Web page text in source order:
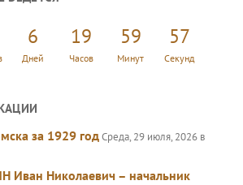
6
Дней
19
Часов
59
Минут
57
Секунд
за 1929 годСреда, 29 июля, 2026 в
Иван Николаевич – начальник